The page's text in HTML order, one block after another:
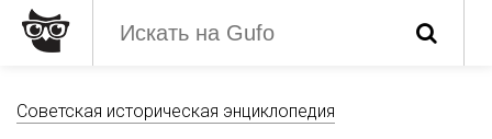
Советская историческая энциклопедия